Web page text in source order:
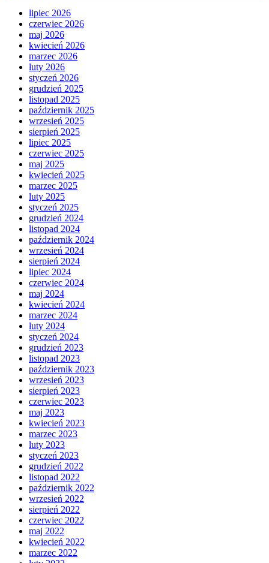
lipiec 2026
czerwiec 2026
maj 2026
kwiecień 2026
marzec 2026
luty 2026
styczeń 2026
grudzień 2025
listopad 2025
październik 2025
wrzesień 2025
sierpień 2025
lipiec 2025
czerwiec 2025
maj 2025
kwiecień 2025
marzec 2025
luty 2025
styczeń 2025
grudzień 2024
listopad 2024
październik 2024
wrzesień 2024
sierpień 2024
lipiec 2024
czerwiec 2024
maj 2024
kwiecień 2024
marzec 2024
luty 2024
styczeń 2024
grudzień 2023
listopad 2023
październik 2023
wrzesień 2023
sierpień 2023
czerwiec 2023
maj 2023
kwiecień 2023
marzec 2023
luty 2023
styczeń 2023
grudzień 2022
listopad 2022
październik 2022
wrzesień 2022
sierpień 2022
czerwiec 2022
maj 2022
kwiecień 2022
marzec 2022